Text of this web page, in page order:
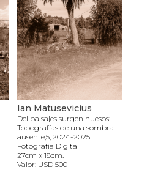
Ian Matusevicius
Del paisajes surgen huesos:
Topografías de una sombra
ausente,5, 2024-2025.
Fotografía Digital
27cm x 18cm.
Valor: USD 500